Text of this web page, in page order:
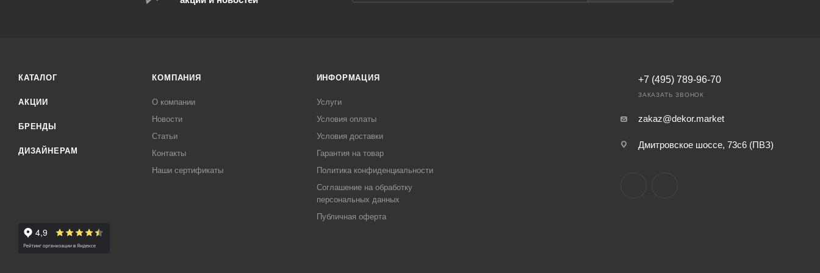
КАТАЛОГ
АКЦИИ
БРЕНДЫ
ДИЗАЙНЕРАМ
КОМПАНИЯ
О компании
Новости
Статьи
Контакты
Наши сертификаты
ИНФОРМАЦИЯ
Услуги
Условия оплаты
Условия доставки
Гарантия на товар
Политика конфиденциальности
Соглашение на обработку
персональных данных
Публичная оферта
+7 (495) 789-96-70
ЗАКАЗАТЬ ЗВОНОК
zakaz@dekor.market
Дмитровское шоссе, 73с6 (ПВЗ)